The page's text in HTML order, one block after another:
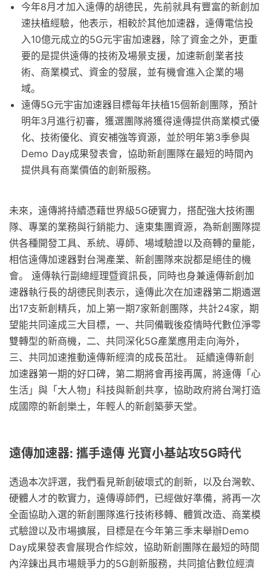
今年8月才加入遠傳的胡德民，先前就具有豐富的新創加
速扶植經驗，他表示，相較於其他加速器，遠傳電信投
入10億元成立的5G元宇宙加速器，除了資金之外，更重
要的是提供遠傳的技術及場景支援，加速新創業者技
術、商業模式、資金的發展，並有機會進入企業的場
域。
遠傳5G元宇宙加速器目標每年扶植15個新創團隊，預計
明年3月進行初審，獲選團隊將獲得遠傳提供商業模式優
化、技術優化、資安補強等資源，並於明年第3季參與
Demo Day成果發表會，協助新創團隊在最短的時間內
提供具有商業價值的創新服務。
未來，遠傳將持續憑藉世界級5G硬實力，搭配強大技術團
隊、專業的業務與行銷能力、遠東集團資源，為新創團隊提
供各種開發工具、系統、導師、場域驗證以及商轉的量能，
相信遠傳加速器對台灣產業、新創團隊來說都是絕佳的機
會。 遠傳執行副總經理暨資訊長，同時也身兼遠傳新創加
速器執行長的胡德民則表示，遠傳此次在加速器第二期遴選
出17支新創精兵，加上第一期7家新創團隊，共計24家，期
望能共同達成三大目標，一、共同備戰後疫情時代數位淨零
雙轉型的新商機，二、共同深化5G產業應用走向海外，
三、共同加速推動遠傳新經濟的成長茁壯。 延續遠傳新創
加速器第一期的好口碑，第二期將會再接再厲，將遠傳「心
生活」與「大人物」科技與新創共享，協助政府將台灣打造
成國際的新創樂土，年輕人的新創築夢天堂。
遠傳加速器: 攜手遠傳 光寶小基站攻5G時代
透過本次評選，我們看見新創破壞式的創新，以及台灣軟、
硬體人才的軟實力，遠傳導師們，已經做好準備，將再一次
全面協助入選的新創團隊進行技術移轉、體質改造、商業模
式驗證以及市場擴展，目標是在今年第三季末舉辦Demo
Day成果發表會展現合作綜效，協助新創團隊在最短的時間
內淬鍊出具市場競爭力的5G創新服務，共同搶佔數位經濟